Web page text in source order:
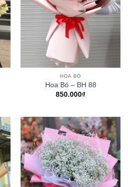
HOA BÓ
Hoa Bó – BH 88
850.000₫